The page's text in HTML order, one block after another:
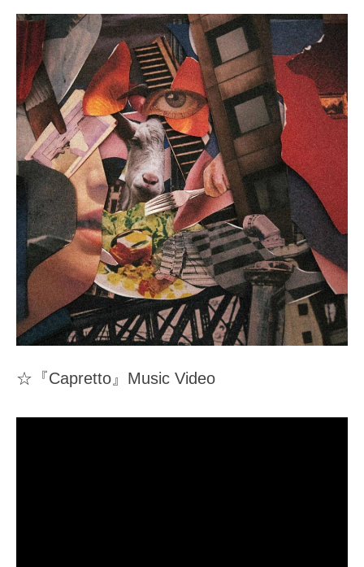
☆『Capretto』Music Video